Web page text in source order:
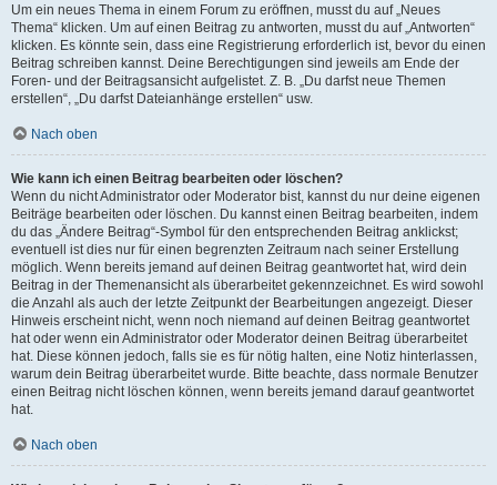
Um ein neues Thema in einem Forum zu eröffnen, musst du auf „Neues
Thema“ klicken. Um auf einen Beitrag zu antworten, musst du auf „Antworten“
klicken. Es könnte sein, dass eine Registrierung erforderlich ist, bevor du einen
Beitrag schreiben kannst. Deine Berechtigungen sind jeweils am Ende der
Foren- und der Beitragsansicht aufgelistet. Z. B. „Du darfst neue Themen
erstellen“, „Du darfst Dateianhänge erstellen“ usw.
Nach oben
Wie kann ich einen Beitrag bearbeiten oder löschen?
Wenn du nicht Administrator oder Moderator bist, kannst du nur deine eigenen
Beiträge bearbeiten oder löschen. Du kannst einen Beitrag bearbeiten, indem
du das „Ändere Beitrag“-Symbol für den entsprechenden Beitrag anklickst;
eventuell ist dies nur für einen begrenzten Zeitraum nach seiner Erstellung
möglich. Wenn bereits jemand auf deinen Beitrag geantwortet hat, wird dein
Beitrag in der Themenansicht als überarbeitet gekennzeichnet. Es wird sowohl
die Anzahl als auch der letzte Zeitpunkt der Bearbeitungen angezeigt. Dieser
Hinweis erscheint nicht, wenn noch niemand auf deinen Beitrag geantwortet
hat oder wenn ein Administrator oder Moderator deinen Beitrag überarbeitet
hat. Diese können jedoch, falls sie es für nötig halten, eine Notiz hinterlassen,
warum dein Beitrag überarbeitet wurde. Bitte beachte, dass normale Benutzer
einen Beitrag nicht löschen können, wenn bereits jemand darauf geantwortet
hat.
Nach oben